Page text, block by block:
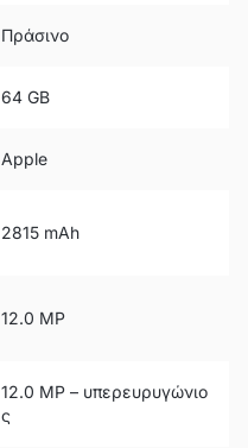
Πράσινο
64 GB
Apple
2815 mAh
12.0 MP
12.0 MP – υπερευρυγώνιο
ς